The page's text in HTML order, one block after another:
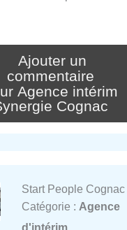
Ajouter un
commentaire
Agence intérim
Cognac
Start People Cognac
Catégorie : Agence
d'intérim